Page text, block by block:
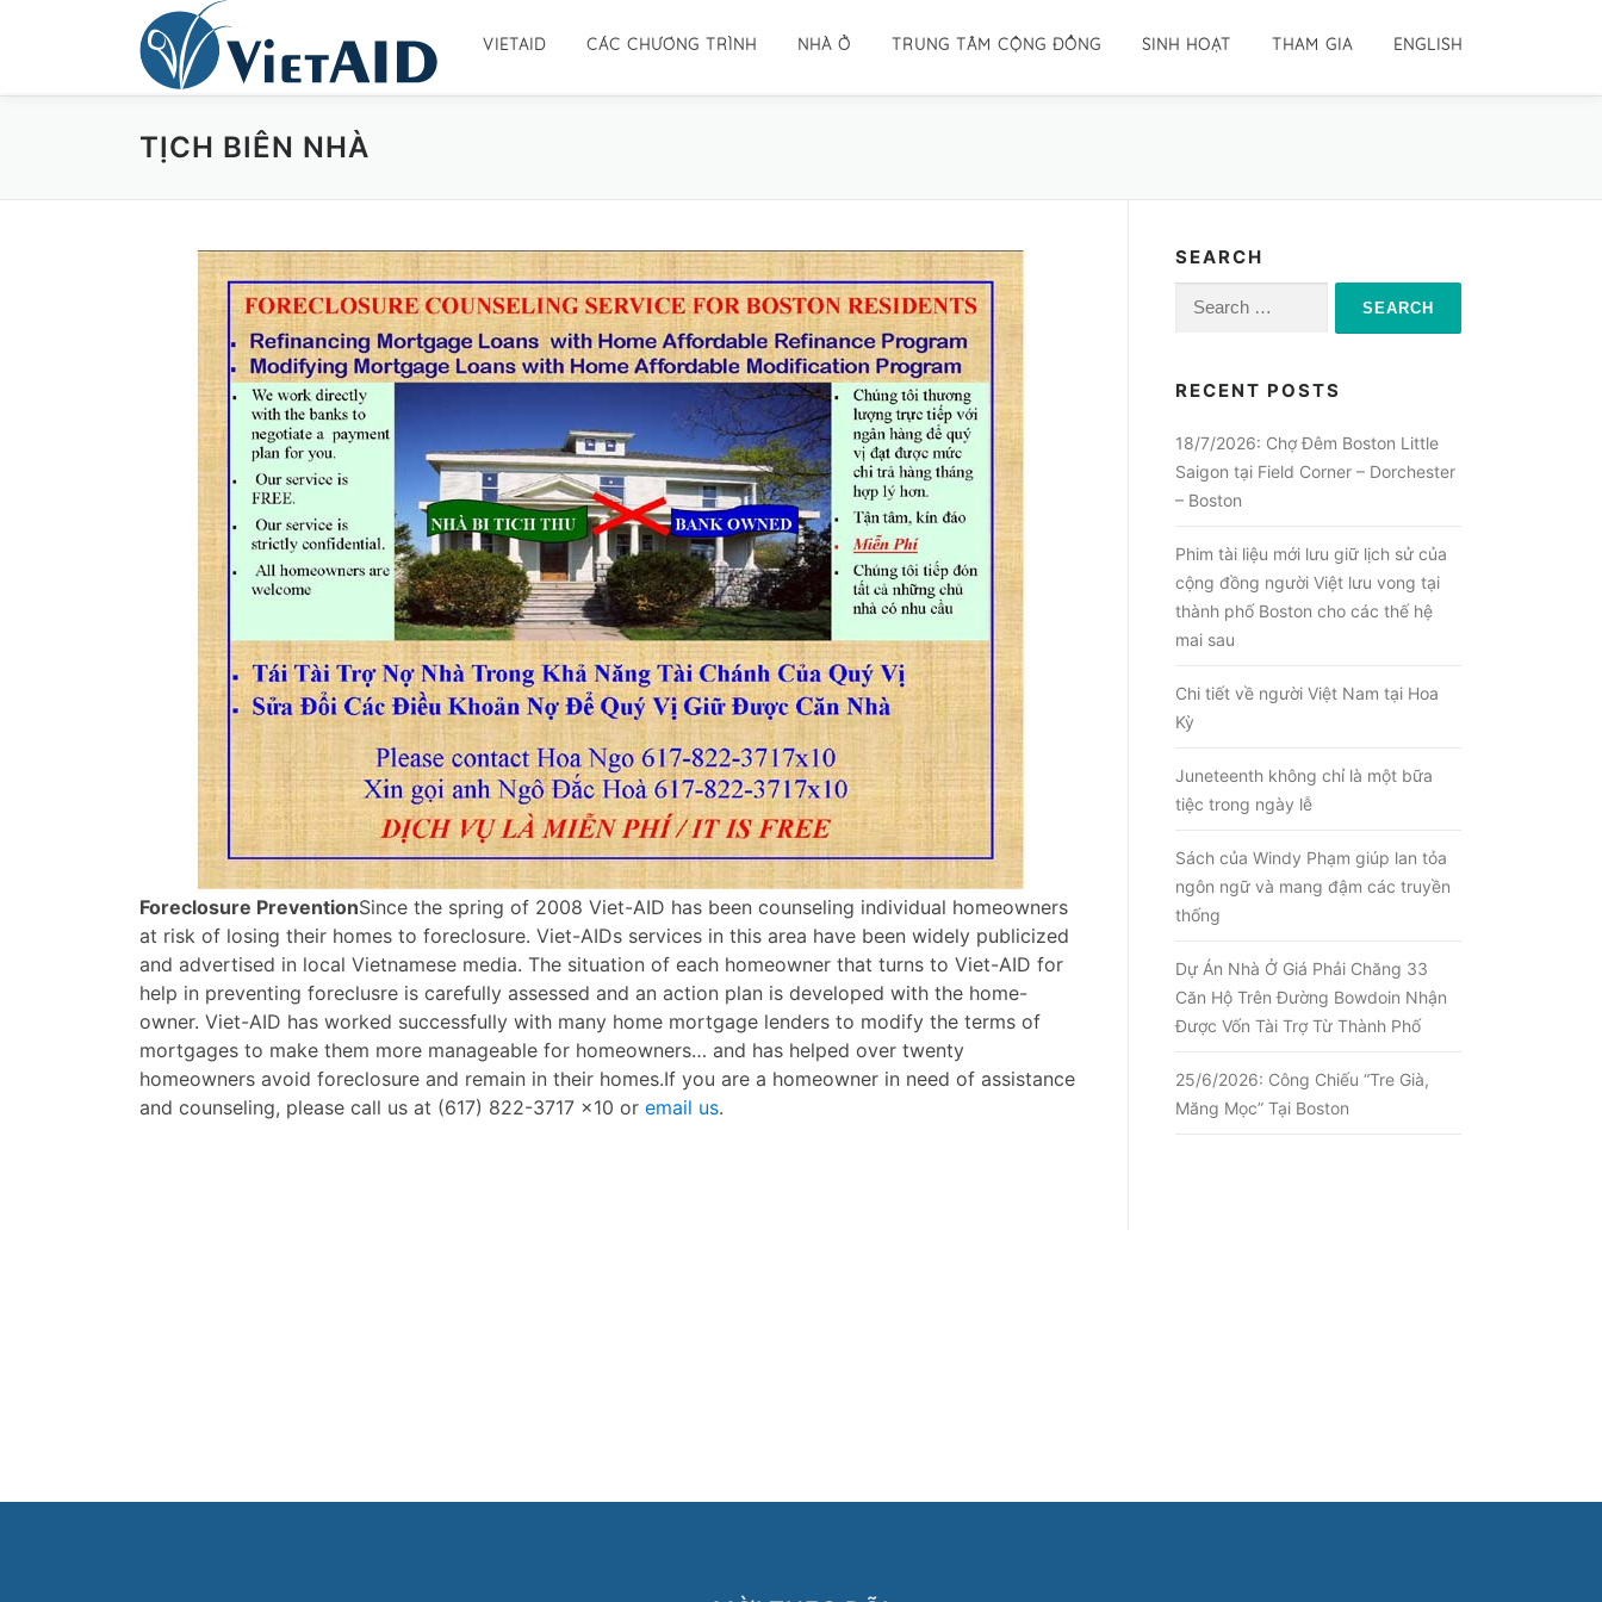
VIETAID CÁC CHƯƠNG TRÌNH NHÀ Ở TRUNG TÂM CỘNG ĐỒNG SINH HOẠT THAM GIA ENGLISH
TỊCH BIÊN NHÀ
Foreclosure PreventionSince the spring of 2008 Viet-AID has been counseling individual homeowners
at risk of losing their homes to foreclosure. Viet-AIDs services in this area have been widely publicized
and advertised in local Vietnamese media. The situation of each homeowner that turns to Viet-AID for
help in preventing foreclusre is carefully assessed and an action plan is developed with the home-
owner. Viet-AID has worked successfully with many home mortgage lenders to modify the terms of
mortgages to make them more manageable for homeowners… and has helped over twenty
homeowners avoid foreclosure and remain in their homes.If you are a homeowner in need of assistance
and counseling, please call us at (617) 822-3717 x10 or email us.
SEARCH
Search
RECENT POSTS
18/7/2026: Chợ Đêm Boston Little
Saigon tại Field Corner – Dorchester
– Boston
Phim tài liệu mới lưu giữ lịch sử của
cộng đồng người Việt lưu vong tại
thành phố Boston cho các thế hệ
mai sau
Chi tiết về người Việt Nam tại Hoa
Kỳ
Juneteenth không chỉ là một bữa
tiệc trong ngày lễ
Sách của Windy Phạm giúp lan tỏa
ngôn ngữ và mang đậm các truyền
thống
Dự Án Nhà Ở Giá Phải Chăng 33
Căn Hộ Trên Đường Bowdoin Nhận
Được Vốn Tài Trợ Từ Thành Phố
25/6/2026: Công Chiếu “Tre Già,
Măng Mọc” Tại Boston